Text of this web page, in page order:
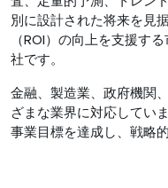
別に設計された将来を見
（ROI）の向上を支援す
社です。
金融、製造業、政府機関
ざまな業界に対応してい
事業目標を達成し、戦略